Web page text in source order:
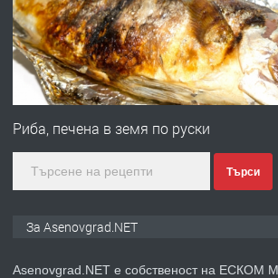
ПРЕДЛАГА
Професионална
Риба, печена в земя по руски
Търси
За Asenovgrad.NET
Asenovgrad.NET е собственост на